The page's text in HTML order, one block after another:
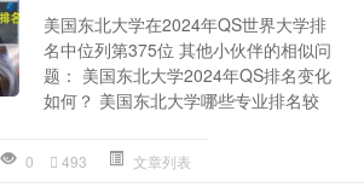
美国东北大学在2024年QS世界大学排
名中位列第375位 其他小伙伴的相似问
题： 美国东北大学2024年QS排名变化
如何？ 美国东北大学哪些专业排名较
0 493 文章列表